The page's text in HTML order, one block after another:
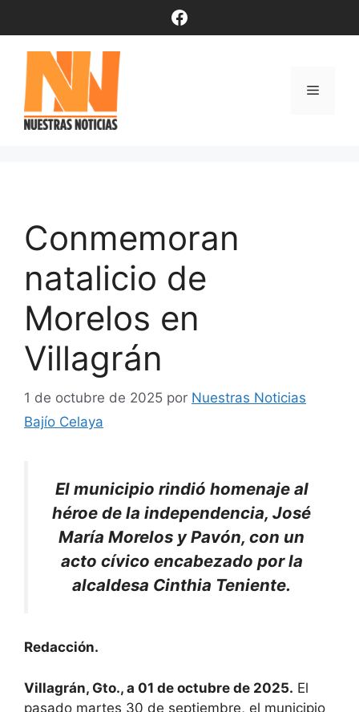
contenido
Facebook
Menú
Conmemoran
natalicio de
Morelos en
Villagrán
1 de octubre de 2025 por Nuestras Noticias
Bajío Celaya
El municipio rindió homenaje al
héroe de la independencia, José
María Morelos y Pavón, con un
acto cívico encabezado por la
alcaldesa Cinthia Teniente.
Redacción.
Villagrán, Gto., a 01 de octubre de 2025. El
pasado martes 30 de septiembre, el municipio